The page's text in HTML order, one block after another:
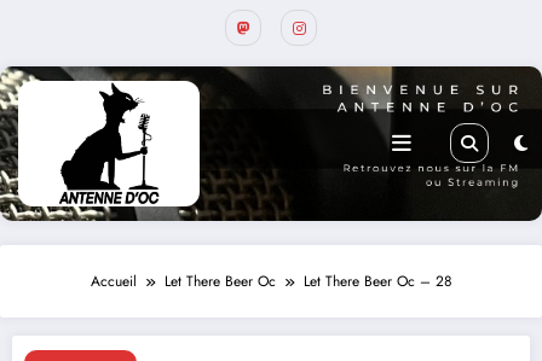
Accueil Let There Beer Oc Let There Beer Oc – 28